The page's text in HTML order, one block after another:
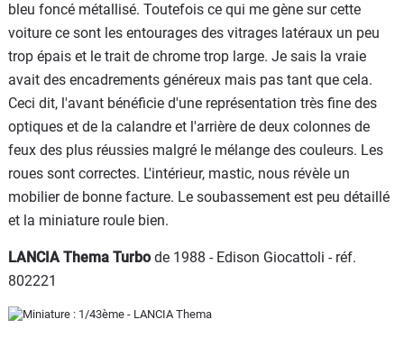
bleu foncé métallisé. Toutefois ce qui me gène sur cette
voiture ce sont les entourages des vitrages latéraux un peu
trop épais et le trait de chrome trop large. Je sais la vraie
avait des encadrements généreux mais pas tant que cela.
Ceci dit, l'avant bénéficie d'une représentation très fine des
optiques et de la calandre et l'arrière de deux colonnes de
feux des plus réussies malgré le mélange des couleurs. Les
roues sont correctes. L'intérieur, mastic, nous révèle un
mobilier de bonne facture. Le soubassement est peu détaillé
et la miniature roule bien.
LANCIA Thema Turbode 1988 - Edison Giocattoli - réf.
802221